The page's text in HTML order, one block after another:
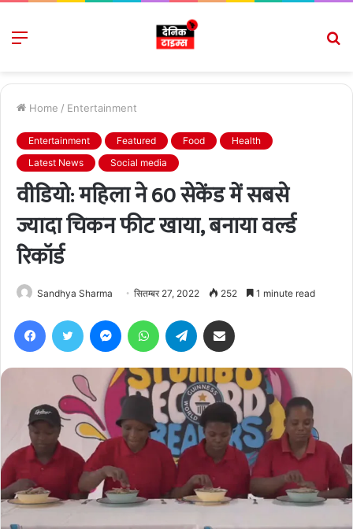
Menu
Home / Entertainment
Entertainment Featured Food
Health
Latest News
Social media
वीडियो: महिला ने 60 सेकेंड में सबसे
ज्यादा चिकन फीट खाया, बनाया वर्ल्ड
रिकॉर्ड
Sandhya Sharma सितम्बर 27, 2022 252 1 minute read
FacebookTwitter MessengerWhatsAppTelegram